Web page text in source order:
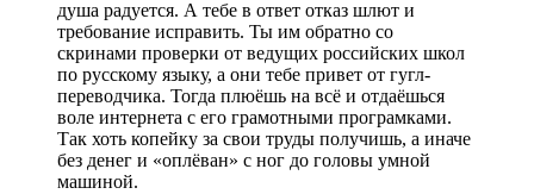
душа радуется. А тебе в ответ отказ шлют и
требование исправить. Ты им обратно со
скринами проверки от ведущих российских школ
по русскому языку, а они тебе привет от гугл-
переводчика. Тогда плюёшь на всё и отдаёшься
воле интернета с его грамотными програмками.
Так хоть копейку за свои труды получишь, а иначе
без денег и «оплёван» с ног до головы умной
машиной.